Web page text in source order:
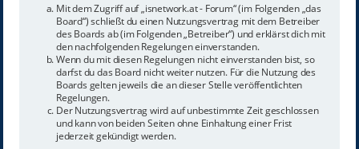
Mit dem Zugriff auf „isnetwork.at - Forum“ (im Folgenden „das
Board“) schließt du einen Nutzungsvertrag mit dem Betreiber
des Boards ab (im Folgenden „Betreiber“) und erklärst dich mit
den nachfolgenden Regelungen einverstanden.
Wenn du mit diesen Regelungen nicht einverstanden bist, so
darfst du das Board nicht weiter nutzen. Für die Nutzung des
Boards gelten jeweils die an dieser Stelle veröffentlichten
Regelungen.
Der Nutzungsvertrag wird auf unbestimmte Zeit geschlossen
und kann von beiden Seiten ohne Einhaltung einer Frist
jederzeit gekündigt werden.